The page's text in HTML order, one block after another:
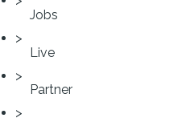
Jobs
Live
Partner